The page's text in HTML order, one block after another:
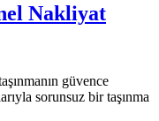
Nakliyat
güvence
sorunsuz bir taşınma